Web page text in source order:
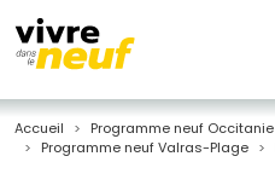
Accueil Programme neuf Occitanie
Programme neuf Valras-Plage